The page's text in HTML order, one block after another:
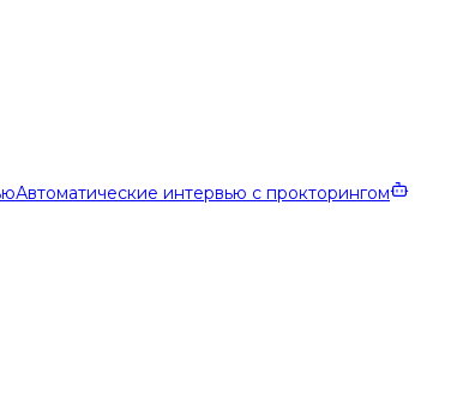
Автоматические интервью с прокторингом